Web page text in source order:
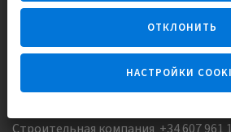
Задайте вопрос
ОТКЛОНИТЬ
НАСТРОЙКИ